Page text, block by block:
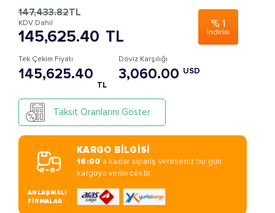
% 1
İndirim
147,433.82TL
145,625.40 TL
KDV Dahil
Tek Çekim Fiyatı
145,625.40
TL
Döviz Karşılığı
3,060.00 USD
Taksit Oranlarını Göster
KARGO BİLGİSİ
16:00'a kadar sipariş verirseniz bu gün
kargoya verilecektir.
ANLAŞMALI
FİRMALAR